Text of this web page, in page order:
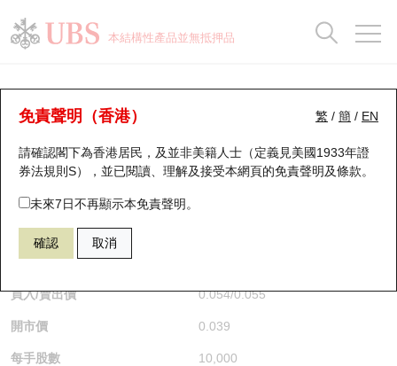
本結構性產品並無抵押品
繁 / 簡 / EN
免責聲明（香港）
請確認閣下為香港居民，及並非美籍人士（定義見美國1933年證
券法規則S），並已閱讀、理解及接受本網頁的免責聲明及條款。
未來7日不再顯示本免責聲明。
確認 取消
牛熊證分析儀
表現 街貨統計 比較
67438 瑞銀牛證 HSI 恒生指數
$0.055 0.017
買入/賣出價 0.054/0.055
開市價 0.039
每手股數 10,000
瑞銀認股證一覽
新發行瑞銀認股證
即將到期認股證
認股證到期結算價查詢
認股證分析儀
認股證速算機
街貨統計
比較
牛熊全景快搜
牛熊證搜尋
牛熊證街貨分佈圖
正股牛熊證列表
新發行瑞銀牛熊證
已收回牛熊證剩餘價值
街貨統計
比較
十大升幅/跌幅
十大認股證成交分佈
十天股證佔大市成交
資金流
街貨統計
三十大平均引伸波幅
正股分析儀
二十大活躍股份
恒指成份股
國指成份股
科指成份股
相關資產沽空
持股比重
顯示所有持股比重
每月輪證大市專題
輪證專欄
講座及教育短片
認股證投資者教育
牛熊證投資者教育
認股證牛熊證常問問題